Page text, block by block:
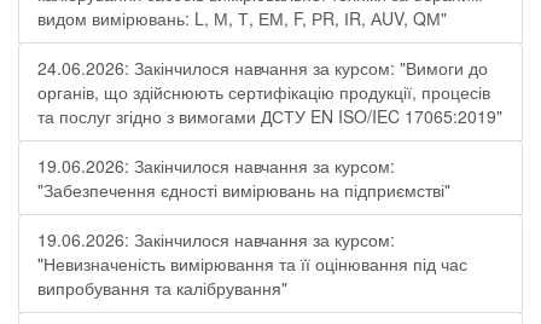
видом вимірювань: L, М, Т, ЕМ, F, РR, ІR, АUV, QМ"
24.06.2026: Закінчилося навчання за курсом: "Вимоги до
органів, що здійснюють сертифікацію продукції, процесів
та послуг згідно з вимогами ДСТУ EN ISO/IEC 17065:2019"
19.06.2026: Закінчилося навчання за курсом:
"Забезпечення єдності вимірювань на підприємстві"
19.06.2026: Закінчилося навчання за курсом:
"Невизначеність вимірювання та її оцінювання під час
випробування та калібрування"